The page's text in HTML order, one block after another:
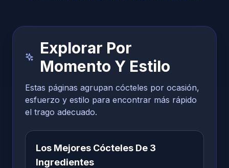
Explorar Por
Momento Y Estilo
Estas páginas agrupan cócteles por ocasión,
esfuerzo y estilo para encontrar más rápido
el trago adecuado.
Los Mejores Cócteles De 3
Ingredientes